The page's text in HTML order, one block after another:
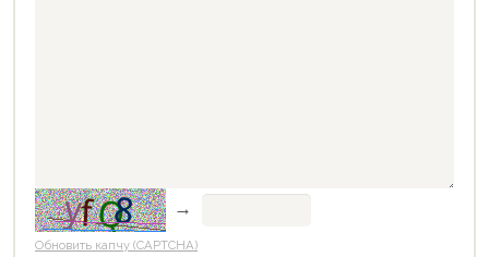
→
Обновить капчу (CAPTCHA)